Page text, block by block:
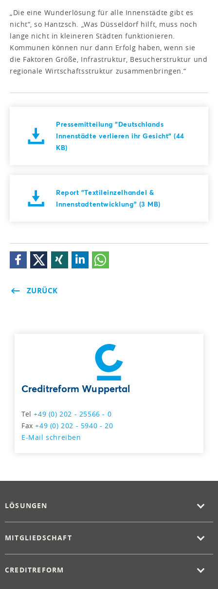
„Die eine Wunderlösung für alle Innenstädte gibt es
nicht“, so Hantzsch. „Was Düsseldorf hilft, muss noch
lange nicht in kleineren Städten funktionieren.
Kommunen können nur dann Erfolg haben, wenn sie
die Faktoren Größe, Infrastruktur, Besucherstruktur und
regionale Wirtschaftsstruktur zusammenbringen.“
Pressemitteilung "Deutschlands
Innenstädte verlieren ihr Gesicht" (44
KB)
Report "Textileinzelhandel &
Innenstadtentwicklung" (3 MB)
ZURÜCK
Creditreform Wuppertal
Tel+49 (0) 202 - 25566 - 0
Fax+49 (0) 202 - 5940 - 20
E-Mail schreiben
LÖSUNGEN
MITGLIEDSCHAFT
CREDITREFORM